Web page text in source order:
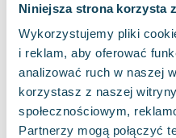
Niniejsza strona korzysta
Wykorzystujemy pliki
i reklam, aby oferować
analizować ruch w naszej
korzystasz z naszej
społecznościowym,
Partnerzy mogą połączyć
Zielona Sowa,
Witajcie w
miejsce pełne
pies-
Miękka
Nowa